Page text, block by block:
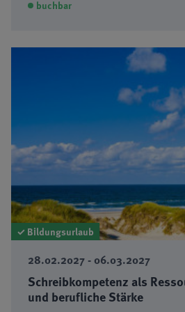
buchbar
✓ Bildungsurlaub
28.02.2027 - 06.03.2027
Schreibkompetenz als
und berufliche Stärke